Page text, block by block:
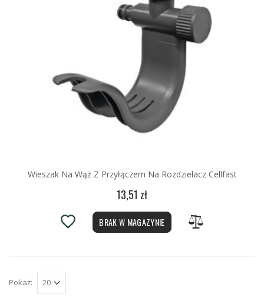
Wieszak Na Wąż Z Przyłączem Na Rozdzielacz Cellfast
13,51 zł
BRAK W MAGAZYNIE
Pokaż: